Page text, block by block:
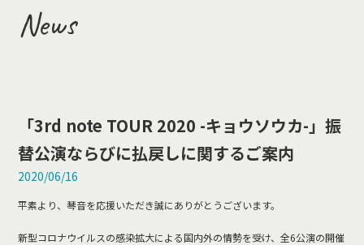
News
「3rd note TOUR 2020 -キョウソウカ-」振
替公演ならびに払戻しに関するご案内
2020/06/16
平素より、琴音を応援いただき誠にありがとうございます。
新型コロナウイルスの感染拡大による国内外の情勢を受け、全6公演の開催